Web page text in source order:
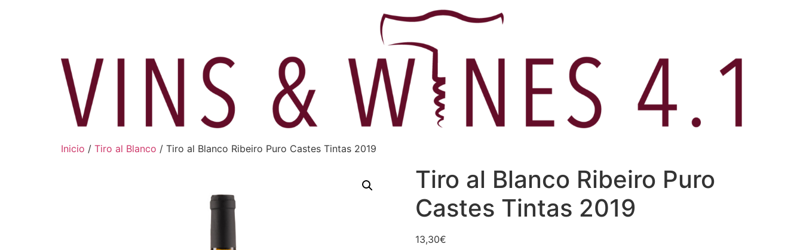
Inicio / Tiro al Blanco / Tiro al Blanco Ribeiro Puro Castes Tintas 2019
Tiro al Blanco Ribeiro Puro
Castes Tintas 2019
13,30€